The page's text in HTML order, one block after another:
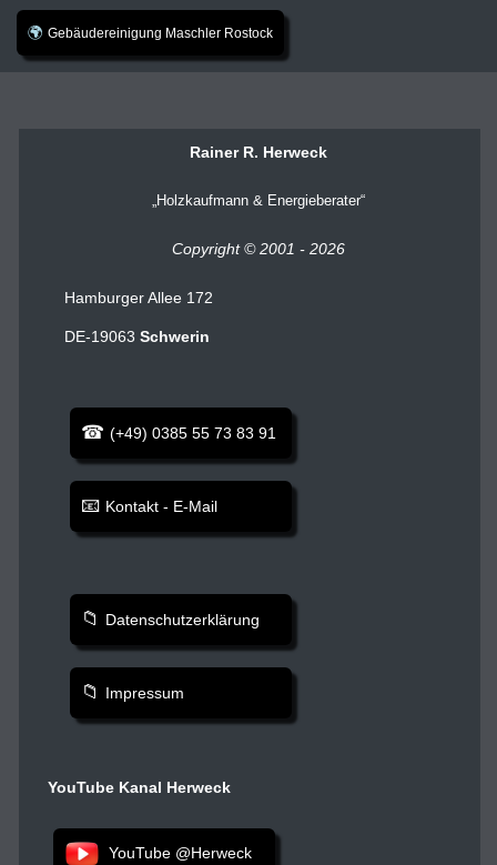
Gebäudereinigung Maschler Rostock
Rainer R. Herweck
Holzkaufmann & Energieberater
Copyright © 2001 - 2026
Hamburger Allee 172
DE-19063 Schwerin
(+49) 0385 55 73 83 91
Kontakt - E-Mail
Datenschutzerklärung
Impressum
YouTube Kanal Herweck
YouTube @Herweck